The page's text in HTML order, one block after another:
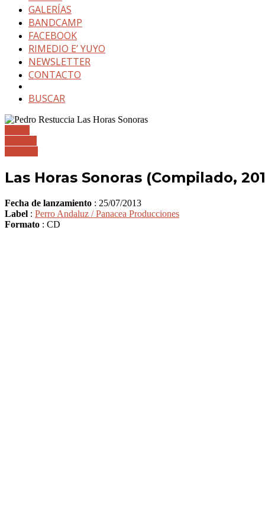
GALERÍAS
BANDCAMP
FACEBOOK
RIMEDIO E’ YUYO
NEWSLETTER
CONTACTO
BUSCAR
Las Horas Sonoras (Compilado,
Fecha de lanzamiento : 25/07/2013
Label : Perro Andaluz / Panacea Producciones
Formato : CD